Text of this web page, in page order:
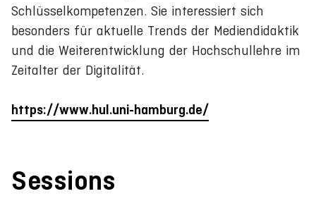
Schlüsselkompetenzen. Sie interessiert sich
besonders für aktuelle Trends der Mediendidaktik
und die Weiterentwicklung der Hochschullehre im
Zeitalter der Digitalität.
https://www.hul.uni-hamburg.de/
Sessions